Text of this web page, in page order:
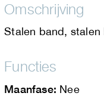
Omschrijving
Stalen band,
Functies
Maanfase: Nee